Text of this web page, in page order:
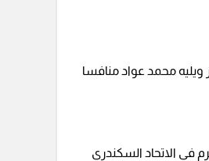
محمد عواد منافسا
في الاتحاد السكندري